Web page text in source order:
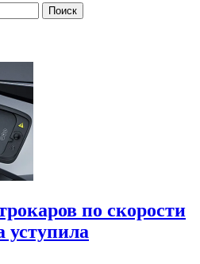
по скорости
уступила